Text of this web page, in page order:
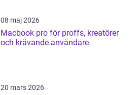
08 maj 2026
Macbook pro för proffs, kreatörer
och krävande användare
20 mars 2026